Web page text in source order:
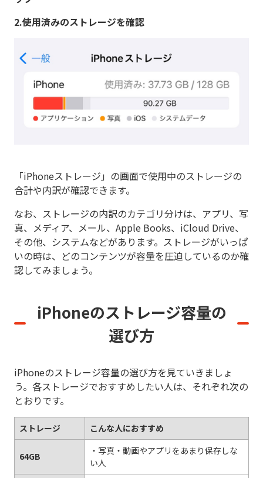
2.使用済みのストレージを確認
「iPhoneストレージ」の画面で使用中のストレージの
合計や内訳が確認できます。
なお、ストレージの内訳のカテゴリ分けは、アプリ、写
真、メディア、メール、Apple Books、iCloud Drive、
その他、システムなどがあります。ストレージがいっぱ
いの時は、どのコンテンツが容量を圧迫しているのか確
認してみましょう。
iPhoneのストレージ容量の
選び方
iPhoneのストレージ容量の選び方を見ていきましょ
う。各ストレージでおすすめしたい人は、それぞれ次の
とおりです。
ストレージ こんな人におすすめ
64GB
・写真・動画やアプリをあまり保存しな
い人